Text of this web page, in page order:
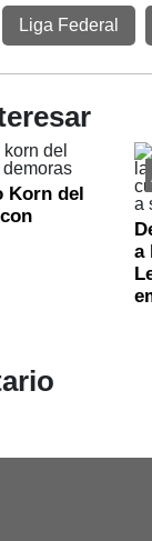
Liga Federal
Korn del
a